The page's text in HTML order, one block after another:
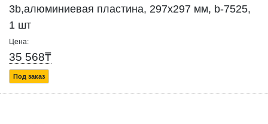
3b,алюминиевая пластина, 297x297 мм, b-7525,
1 шт
Цена:
35 568₸
Под заказ